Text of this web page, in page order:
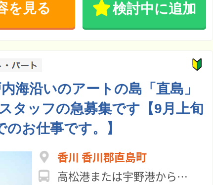
を見る 検討中に追加
内海沿いのアートの島「直島」
タッフの急募集です【9月上旬
お仕事です。】
香川 香川郡直島町
高松港または宇野港からフェリー